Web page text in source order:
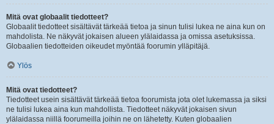
Mitä ovat globaalit tiedotteet?
Globaalit tiedotteet sisältävät tärkeää tietoa ja sinun tulisi lukea ne aina kun on
mahdolista. Ne näkyvät jokaisen alueen ylälaidassa ja omissa asetuksissa.
Globaalien tiedotteiden oikeudet myöntää foorumin ylläpitäjä.
Ylös
Mitä ovat tiedotteet?
Tiedotteet usein sisältävät tärkeää tietoa foorumista jota olet lukemassa ja siksi
ne tulisi lukea aina kun mahdollista. Tiedotteet näkyvät jokaisen sivun
ylälaidassa niillä foorumeilla joihin ne on lähetetty. Kuten globaalien